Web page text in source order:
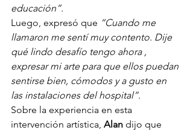
educación”.
Luego, expresó que “Cuando me
llamaron me sentí muy contento. Dije
qué lindo desafío tengo ahora ,
expresar mi arte para que ellos puedan
sentirse bien, cómodos y a gusto en
las instalaciones del hospital”.
Sobre la experiencia en esta
intervención artística, Alan dijo que